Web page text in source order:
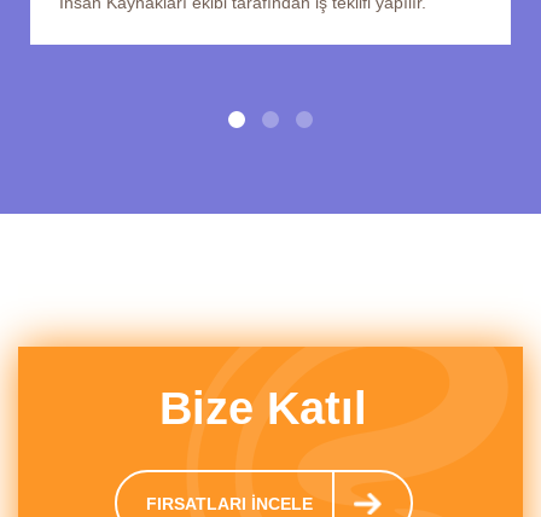
Bize Katıl
FIRSATLARI İNCELE